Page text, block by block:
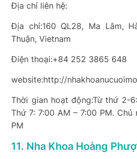
Địa chỉ liên hệ:
Địa chỉ:160 QL28, Ma Lâm,
Thuận, Vietnam
Điện thoại:+84 252 3865 648
website:http://
Thời gian hoạt động:Từ thứ 2-
Thứ 7: 7:00 AM – 7:00 PM.
PM
11. Nha Khoa Hoàng